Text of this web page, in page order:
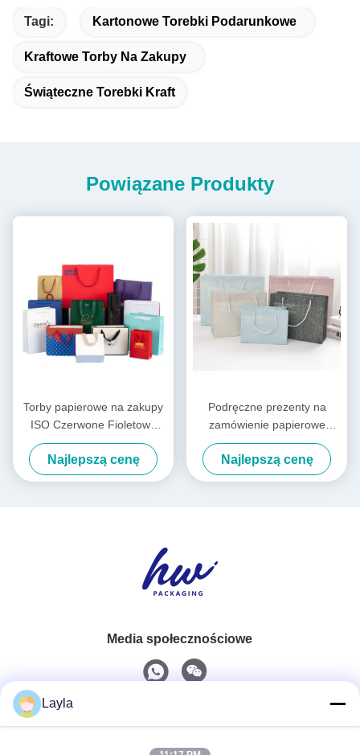
Tagi: Kartonowe Torebki Podarunkowe
Kraftowe Torby Na Zakupy
Świąteczne Torebki Kraft
Powiązane Produkty
Torby papierowe na zakupy
ISO Czerwone Fioletowe
Odzieżowe Torby na zakupy
Logo Niestandardowe
Najlepszą cenę
Podręczne prezenty na
zamówienie papierowe
torebki zakupowe INS styl
torebki urodzinowe
Najlepszą cenę
Media społecznościowe
Layla